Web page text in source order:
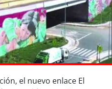
el nuevo enlace El